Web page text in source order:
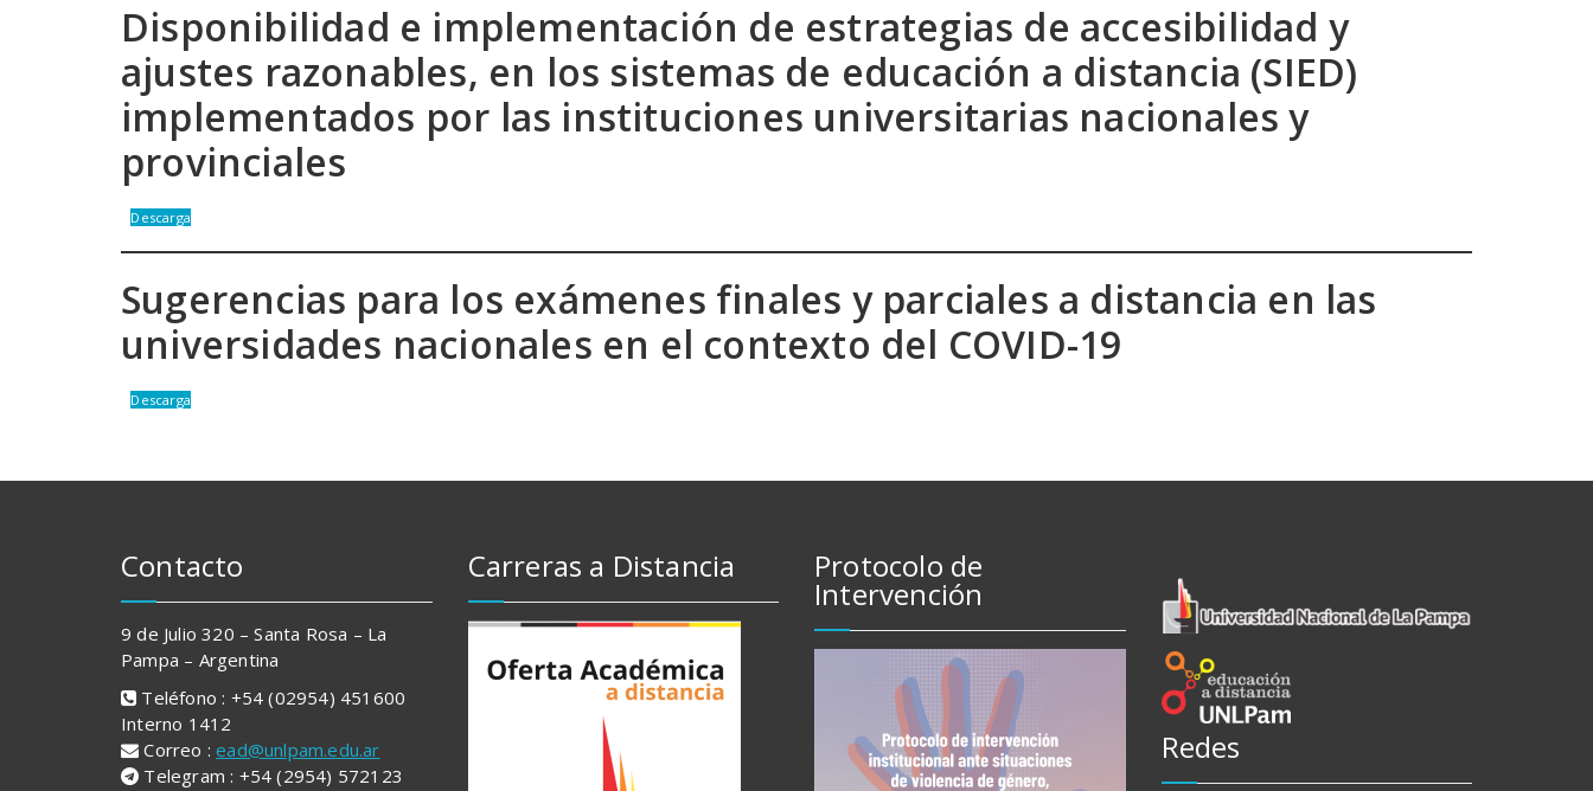
Disponibilidad e implementación de estrategias de accesibilidad y
ajustes razonables, en los sistemas de educación a distancia (SIED)
implementados por las instituciones universitarias nacionales y
provinciales
Descarga
Sugerencias para los exámenes finales y parciales a distancia en las
universidades nacionales en el contexto del COVID-19
Descarga
Contacto
9 de Julio 320 – Santa Rosa – La
Pampa – Argentina
Teléfono : +54 (02954) 451600
Interno 1412
Correo :ead@unlpam.edu.ar
Telegram : +54 (2954) 572123
Carreras a Distancia Protocolo de
Intervención
Redes